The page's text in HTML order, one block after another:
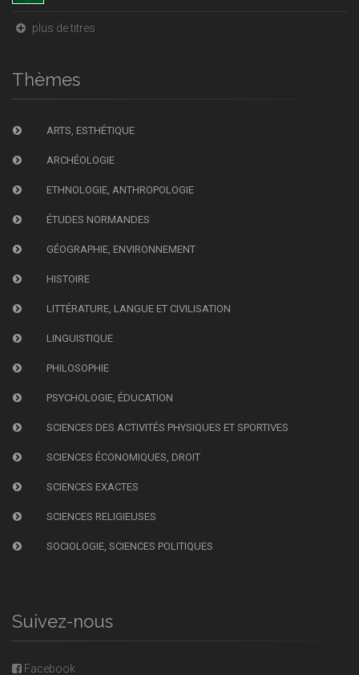
plus de titres
Thèmes
ARTS, ESTHÉTIQUE
ARCHÉOLOGIE
ETHNOLOGIE, ANTHROPOLOGIE
ÉTUDES NORMANDES
GÉOGRAPHIE, ENVIRONNEMENT
HISTOIRE
LITTÉRATURE, LANGUE ET CIVILISATION
LINGUISTIQUE
PHILOSOPHIE
PSYCHOLOGIE, ÉDUCATION
SCIENCES DES ACTIVITÉS PHYSIQUES ET SPORTIVES
SCIENCES ÉCONOMIQUES, DROIT
SCIENCES EXACTES
SCIENCES RELIGIEUSES
SOCIOLOGIE, SCIENCES POLITIQUES
Suivez-nous
Facebook